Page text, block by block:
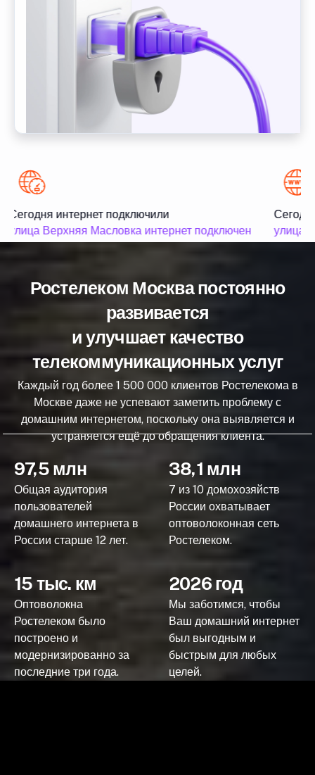
Сегодня интернет подключили
улица Верхняя Масловка интернет подключен
улица
Ростелеком Москва постоянно
развивается
и улучшает качество
телекоммуникационных услуг
Каждый год более 1 500 000 клиентов Ростелекома в
Москве даже не успевают заметить проблему с
домашним интернетом, поскольку она выявляется и
устраняется ещё до обращения клиента.
97,5 млн
Общая аудитория
пользователей
домашнего интернета в
России старше 12 лет.
38,1 млн
7 из 10 домохозяйств
России охватывает
оптоволоконная сеть
Ростелеком.
15 тыс. км
Оптоволокна
Ростелеком было
построено и
модернизированно за
последние три года.
2026 год
Мы заботимся, чтобы
Ваш домашний интернет
был выгодным и
быстрым для любых
целей.